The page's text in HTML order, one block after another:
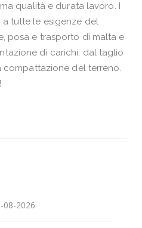
qualità e durata lavoro. I
tutte le esigenze del
posa e trasporto di malta e
di carichi, dal taglio
compattazione del terreno.
08-2026